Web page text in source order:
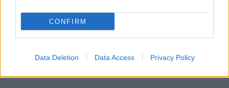
CONFIRM
Data Deletion Data Access Privacy Policy